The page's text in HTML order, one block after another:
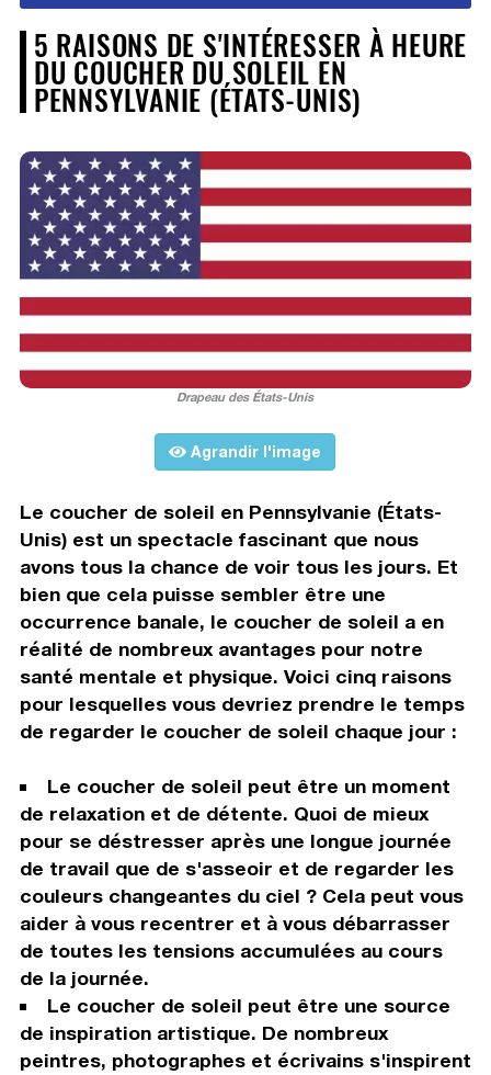
5 RAISONS DE S'INTÉRESSER À HEURE
DU COUCHER DU SOLEIL EN
PENNSYLVANIE (ÉTATS-UNIS)
Drapeau des États-Unis
Agrandir l'image
Le coucher de soleil en Pennsylvanie (États-
Unis) est un spectacle fascinant que nous
avons tous la chance de voir tous les jours. Et
bien que cela puisse sembler être une
occurrence banale, le coucher de soleil a en
réalité de nombreux avantages pour notre
santé mentale et physique. Voici cinq raisons
pour lesquelles vous devriez prendre le temps
de regarder le coucher de soleil chaque jour :
Le coucher de soleil peut être un moment
de relaxation et de détente. Quoi de mieux
pour se déstresser après une longue journée
de travail que de s'asseoir et de regarder les
couleurs changeantes du ciel ? Cela peut vous
aider à vous recentrer et à vous débarrasser
de toutes les tensions accumulées au cours
de la journée.
Le coucher de soleil peut être une source
de inspiration artistique. De nombreux
peintres, photographes et écrivains s'inspirent